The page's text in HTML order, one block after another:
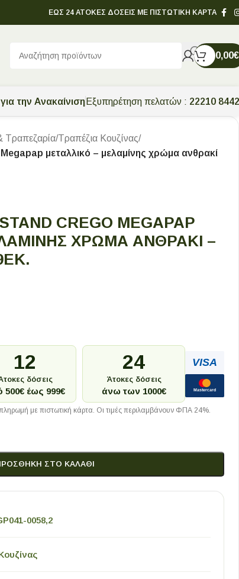
ΕΩΣ 24 ΑΤΟΚΕΣ ΔΟΣΕΙΣ ΜΕ ΠΙΣΤΩΤΙΚΗ ΚΑΡΤΑ
0,00€
την Ανακαίνιση Εξυπηρέτηση πελατών : 22210
Τραπεζαρία/Τραπέζια Κουζίνας/
μεταλλικό – μελαμίνης χρώμα ανθρακί
CREGO MEGAPAP
ΧΡΏΜΑ ΑΝΘΡΑΚΊ –
12
δόσεις
500€ έως 999€
24
Άτοκες δόσεις
άνω των 1000€
VISA
Mastercard
με πιστωτική κάρτα. Οι τιμές περιλαμβάνουν ΦΠΑ 24%.
ΣΤΟ ΚΑΛΆΘΙ
0058,2